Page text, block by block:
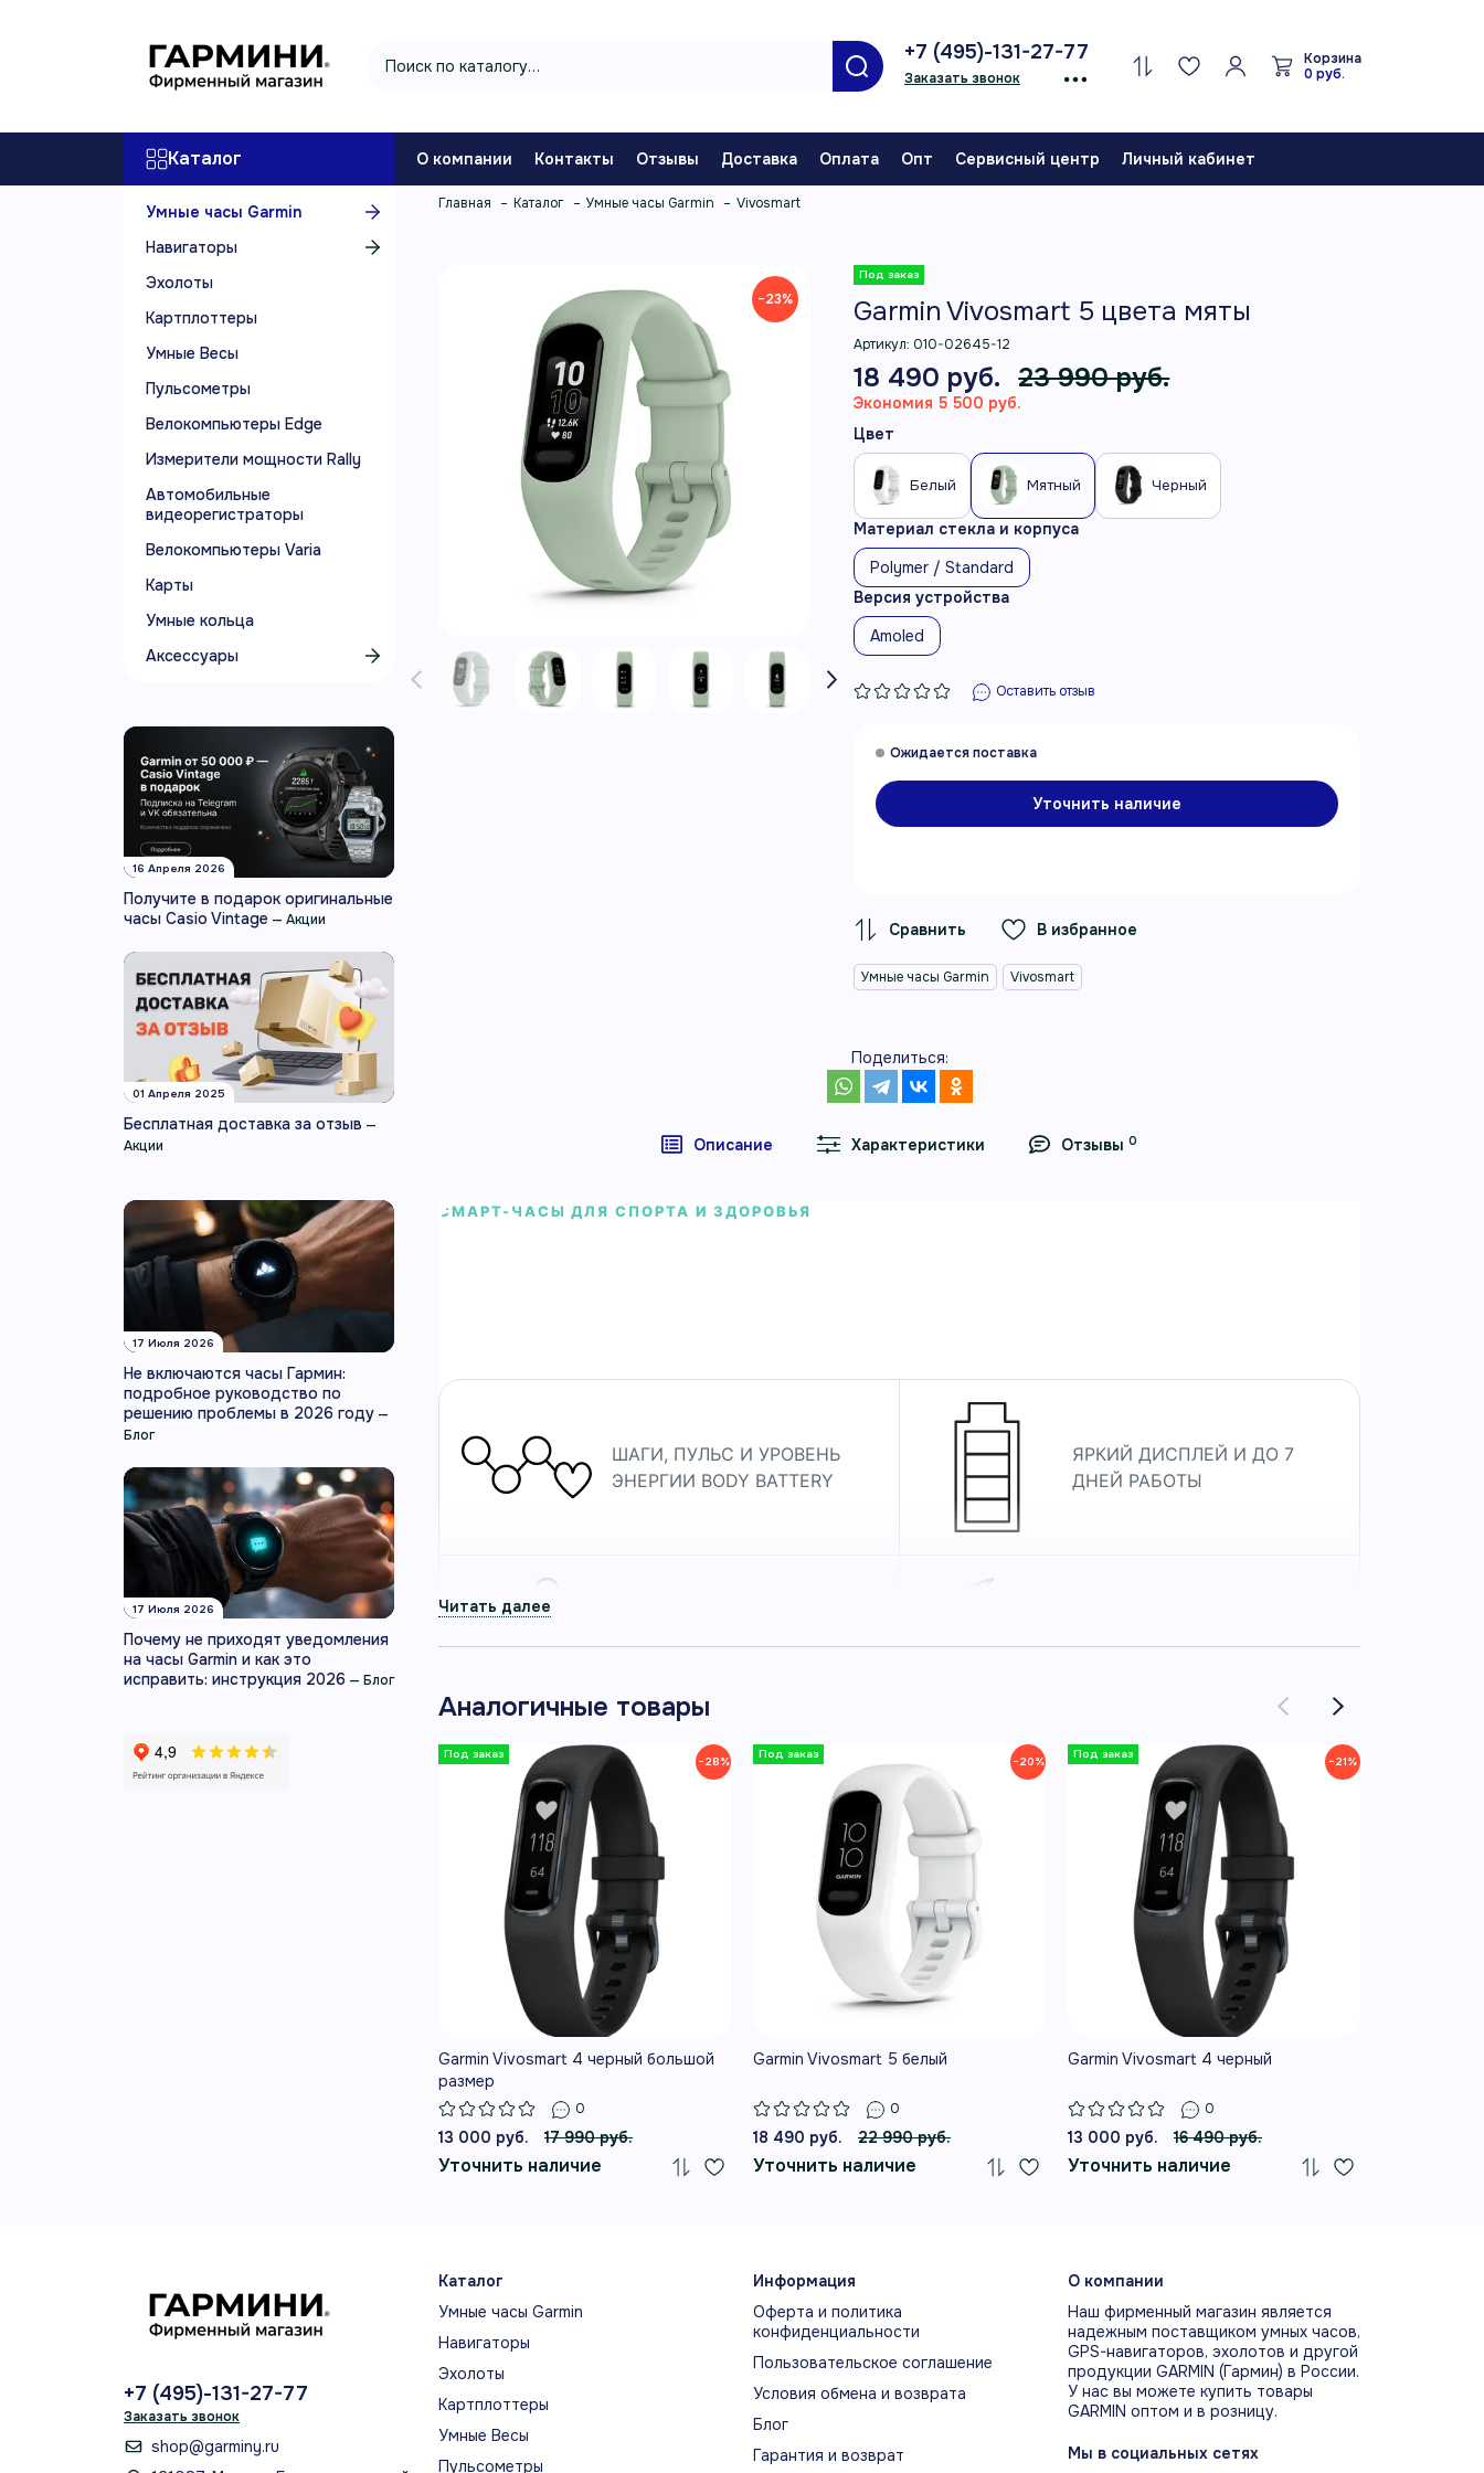
+7 (495)-131-27-77
Заказать звонок
Корзина
0 руб.
Каталог О компании Контакты Отзывы Доставка Оплата Опт Сервисный центр Личный кабинет
Главная Каталог Умные часы Garmin Vivosmart
Умные часы Garmin
Навигаторы
Эхолоты
Картплоттеры
Умные Весы
Пульсометры
Велокомпьютеры Edge
Измерители мощности Rally
Автомобильные
видеорегистраторы
Велокомпьютеры Varia
Карты
Умные кольца
Аксессуары
16 Апреля 2026
Получите в подарок оригинальные
часы Casio Vintage — Акции
01 Апреля 2025
Бесплатная доставка за отзыв —
Акции
17 Июля 2026
Не включаются часы Гармин:
подробное руководство по
решению проблемы в 2026 году —
Блог
17 Июля 2026
Почему не приходят уведомления
на часы Garmin и как это
исправить: инструкция 2026 — Блог
−23% Garmin Vivosmart 5 цвета мяты
Артикул: 010-02645-12
18 490 руб. 23 990 руб.
Экономия 5 500 руб.
Цвет
Белый Мятный Черный
Материал стекла и корпуса
Polymer / Standard
Версия устройства
Amoled
Оставить отзыв
Уточнить наличие
В избранное
Умные часы Garmin Vivosmart
Поделиться:
Описание Характеристики Отзывы 0
СМАРТ-ЧАСЫ ДЛЯ СПОРТА И ЗДОРОВЬЯ
ШАГИ, ПУЛЬС И УРОВЕНЬ
ЭНЕРГИИ BODY BATTERY
ЯРКИЙ ДИСПЛЕЙ И ДО 7
ДНЕЙ РАБОТЫ
БЕГА, ЙОГИ, ВЕЛОСПОРТА И
ПОНЯТЬ КАЧЕСТВО
СООБЩЕНИЯ, ВЫЗОВЫ И
УВЕДОМЛЕНИЯ
СОПРЯЖЁННОГО
СМАРТФОНА
GPS СМАРТФОНА ДЛЯ
ЗАПИСИ ПРОГУЛОК,
ПРОБЕЖЕК И ВЕЛОПОЕЗДОК
О МОДЕЛИ
ЗДОРОВЬЕ ПОД
ВАШИМ КОНТРОЛЕМ
Компактный и простой vívosmart 5 комфортно отслеживает
активность и основные показатели здоровья в течение всего дня.
ГЛАВНЫЕ ВОЗМОЖНОСТИ
Возможности на каждый день
ПУЛЬС НА ЗАПЯСТЬЕ
Оптический датчик непрерывно измеряет
МОНИТОРИНГ ЭНЕРГИИ BODY
BATTERY
ПУЛЬСОКСИМЕТР PULSE OX
Пульсоксиметр Pulse Ox оценивает
насыщение крови кислородом во время
бодрствования и сна.
ОЦЕНКА И РАСШИРЕННЫЙ
МОНИТОРИНГ СНА
Часы анализируют лёгкий, глубокий и
быстрый сон, присваивают оценку и
Аналогичные товары
−28%
Garmin Vivosmart 4 черный большой
размер
0
13 000 руб. 17 990 руб.
Уточнить наличие
−20%
Garmin Vivosmart 5 белый
0
18 490 руб. 22 990 руб.
Уточнить наличие
−21%
Garmin Vivosmart 4 черный
0
13 000 руб. 16 490 руб.
Уточнить наличие
+7 (495)-131-27-77
Заказать звонок
shop@garminy.ru
Каталог
Умные часы Garmin
Навигаторы
Эхолоты
Картплоттеры
Умные Весы
Пульсометры
Информация
Оферта и политика
конфиденциальности
Пользовательское соглашение
Условия обмена и возврата
Блог
Гарантия и возврат
О компании
Наш фирменный магазин является
надежным поставщиком умных часов,
GPS-навигаторов, эхолотов и другой
продукции GARMIN (Гармин) в России.
У нас вы можете купить товары
GARMIN оптом и в розницу.
Мы в социальных сетях